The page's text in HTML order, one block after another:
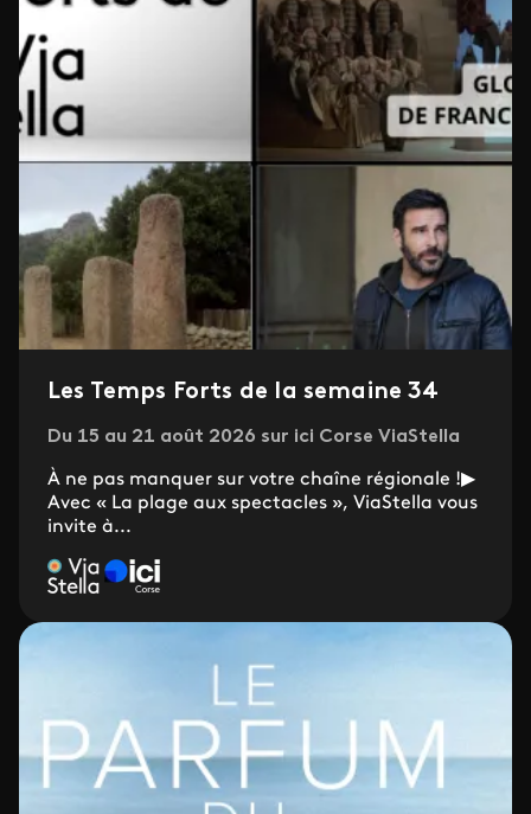
Les Temps Forts de la semaine 34
Du 15 au 21 août 2026 sur ici Corse ViaStella
À ne pas manquer sur votre chaîne régionale !▶
Avec « La plage aux spectacles », ViaStella vous
invite à...